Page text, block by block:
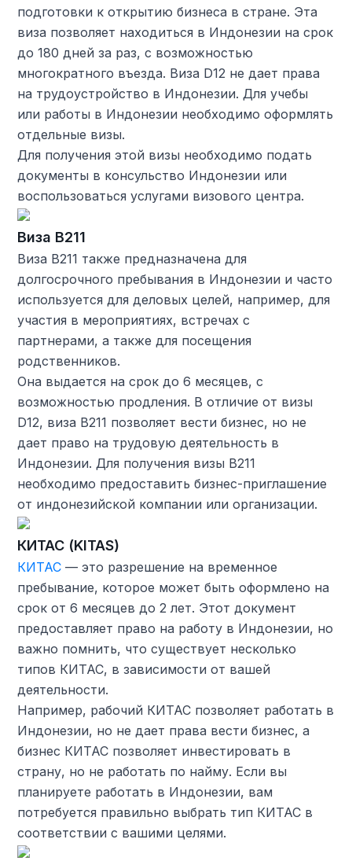
подготовки к открытию бизнеса в стране. Эта
виза позволяет находиться в Индонезии на срок
до 180 дней за раз, с возможностью
многократного въезда. Виза D12 не дает права
на трудоустройство в Индонезии. Для учебы
или работы в Индонезии необходимо оформлять
отдельные визы.
Для получения этой визы необходимо подать
документы в консульство Индонезии или
воспользоваться услугами визового центра.
Виза B211
Виза B211 также предназначена для
долгосрочного пребывания в Индонезии и часто
используется для деловых целей, например, для
участия в мероприятиях, встречах с
партнерами, а также для посещения
родственников.
Она выдается на срок до 6 месяцев, с
возможностью продления. В отличие от визы
D12, виза B211 позволяет вести бизнес, но не
дает право на трудовую деятельность в
Индонезии. Для получения визы B211
необходимо предоставить бизнес-приглашение
от индонезийской компании или организации.
КИТАС (KITAS)
КИТАС — это разрешение на временное
пребывание, которое может быть оформлено на
срок от 6 месяцев до 2 лет. Этот документ
предоставляет право на работу в Индонезии, но
важно помнить, что существует несколько
типов КИТАС, в зависимости от вашей
деятельности.
Например, рабочий КИТАС позволяет работать в
Индонезии, но не дает права вести бизнес, а
бизнес КИТАС позволяет инвестировать в
страну, но не работать по найму. Если вы
планируете работать в Индонезии, вам
потребуется правильно выбрать тип КИТАС в
соответствии с вашими целями.